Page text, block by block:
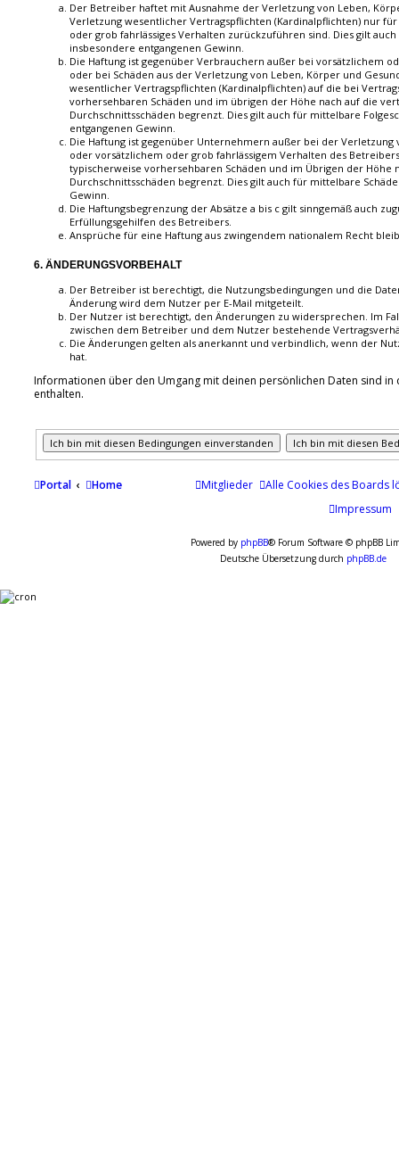
Der Betreiber haftet mit Ausnahme der Verletzung von Leben,
Verletzung wesentlicher Vertragspflichten (Kardinalpflichten) nur
oder grob fahrlässiges Verhalten zurückzuführen sind. Dies gilt
insbesondere entgangenen Gewinn.
Die Haftung ist gegenüber Verbrauchern außer bei vorsätzlichem
oder bei Schäden aus der Verletzung von Leben, Körper und
wesentlicher Vertragspflichten (Kardinalpflichten) auf die bei
vorhersehbaren Schäden und im übrigen der Höhe nach auf die
Durchschnittsschäden begrenzt. Dies gilt auch für mittelbare
entgangenen Gewinn.
Die Haftung ist gegenüber Unternehmern außer bei der
oder vorsätzlichem oder grob fahrlässigem Verhalten des
typischerweise vorhersehbaren Schäden und im Übrigen der Höhe
Durchschnittsschäden begrenzt. Dies gilt auch für mittelbare
Gewinn.
Die Haftungsbegrenzung der Absätze a bis c gilt sinngemäß auch
Erfüllungsgehilfen des Betreibers.
Ansprüche für eine Haftung aus zwingendem nationalem Recht
6. ÄNDERUNGSVORBEHALT
Der Betreiber ist berechtigt, die Nutzungsbedingungen und die
Änderung wird dem Nutzer per E-Mail mitgeteilt.
Der Nutzer ist berechtigt, den Änderungen zu widersprechen. Im
zwischen dem Betreiber und dem Nutzer bestehende
Die Änderungen gelten als anerkannt und verbindlich, wenn der
hat.
Informationen über den Umgang mit deinen persönlichen Daten sind in
enthalten.
Portal Home Alle Cookies des Boards
Mitglieder
Impressum
Powered by phpBB® Forum Software © phpBB
Deutsche Übersetzung durch phpBB.de